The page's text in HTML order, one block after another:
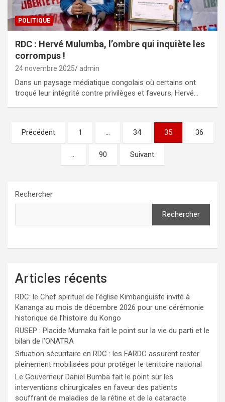
POLITIQUE
RDC : Hervé Mulumba, l’ombre qui inquiète les
corrompus !
24 novembre 2025 admin
Dans un paysage médiatique congolais où certains ont
troqué leur intégrité contre privilèges et faveurs, Hervé…
Pagination
des
publications
Précédent 1 … 34 35 36
… 90 Suivant
Rechercher
Rechercher
Articles récents
RDC: le Chef spirituel de l’église Kimbanguiste invité à
Kananga au mois de décembre 2026 pour une cérémonie
historique de l’histoire du Kongo
RUSEP : Placide Mumaka fait le point sur la vie du parti et le
bilan de l’ONATRA
Situation sécuritaire en RDC : les FARDC assurent rester
pleinement mobilisées pour protéger le territoire national
Le Gouverneur Daniel Bumba fait le point sur les
interventions chirurgicales en faveur des patients
souffrant de maladies de la rétine et de la cataracte